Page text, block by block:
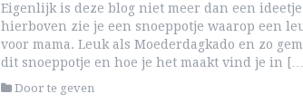
Eigenlijk is deze blog niet meer dan een
hierboven zie je een snoeppotje waarop een
voor mama. Leuk als Moederdagkado en zo
dit snoeppotje en hoe je het maakt vind je in
Door te geven